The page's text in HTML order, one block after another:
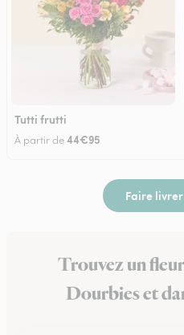
Tutti frutti
À partir de44€95
Faire
Trouvez un
Dourbies et